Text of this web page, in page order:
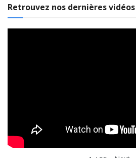
Retrouvez nos dernières vidéos